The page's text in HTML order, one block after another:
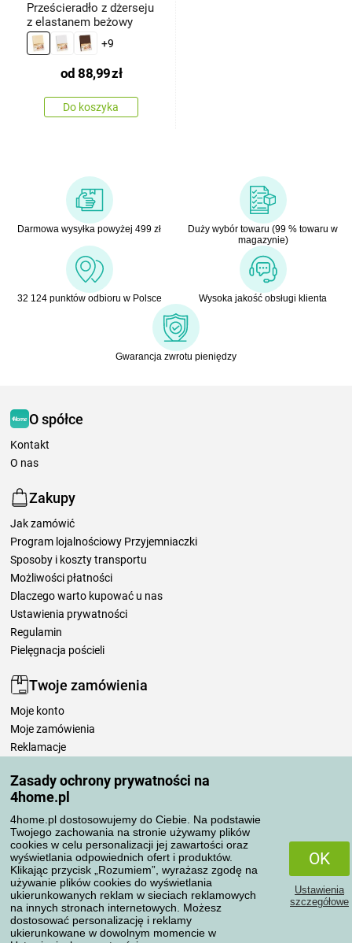
Zasady ochrony prywatności na
4home.pl
4home.pl dostosowujemy do Ciebie. Na podstawie
Twojego zachowania na stronie używamy plików
cookies w celu personalizacji jej zawartości oraz
wyświetlania odpowiednich ofert i produktów.
Klikając przycisk „Rozumiem”, wyrażasz zgodę na
używanie plików cookies do wyświetlania
ukierunkowanych reklam w sieciach reklamowych
na innych stronach internetowych. Możesz
dostosować personalizację i reklamy
ukierunkowane w dowolnym momencie w
OK
Ustawienia
szczegółowe
Prześcieradło z dżerseju
z elastanem beżowy
+9
od 88,99zł
Do koszyka
Darmowa wysyłka powyżej 499 zł
Duży wybór towaru (99 % towaru w
magazynie)
32 124 punktów odbioru w Polsce Wysoka jakość obsługi klienta
Gwarancja zwrotu pieniędzy
O spółce
Kontakt
O nas
Zakupy
Jak zamówić
Program lojalnościowy Przyjemniaczki
Sposoby i koszty transportu
Możliwości płatności
Dlaczego warto kupować u nas
Ustawienia prywatności
Regulamin
Pielęgnacja pościeli
Twoje zamówienia
Moje konto
Moje zamówienia
Reklamacje
Zasady przetwarzania recenzji
Sposoby transportu
Metody płatności
Niezawodny sklep